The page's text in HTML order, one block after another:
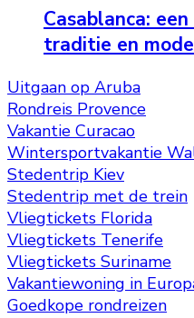
Casablanca:
traditie en
Uitgaan op Aruba
Rondreis Provence
Vakantie Curacao
Wintersportvakantie
Stedentrip Kiev
Stedentrip met de trein
Vliegtickets Florida
Vliegtickets Tenerife
Vliegtickets Suriname
Vakantiewoning in
Goedkope rondreizen